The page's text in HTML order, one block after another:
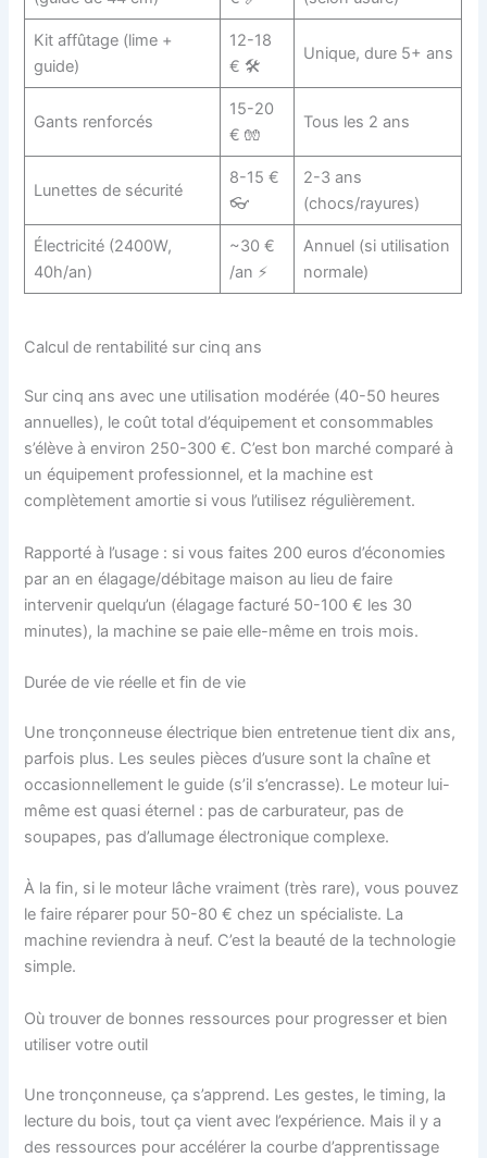
Kit affûtage (lime +
guide)
12-18
€ 🛠️
Unique, dure 5+ ans
Gants renforcés
15-20
€ 🧤
Tous les 2 ans
Lunettes de sécurité
8-15 €
👓
2-3 ans
(chocs/rayures)
Électricité (2400W,
40h/an)
~30 €
/an ⚡
Annuel (si utilisation
normale)
Calcul de rentabilité sur cinq ans
Sur cinq ans avec une utilisation modérée (40-50 heures
annuelles), le coût total d’équipement et consommables
s’élève à environ 250-300 €. C’est bon marché comparé à
un équipement professionnel, et la machine est
complètement amortie si vous l’utilisez régulièrement.
Rapporté à l’usage : si vous faites 200 euros d’économies
par an en élagage/débitage maison au lieu de faire
intervenir quelqu’un (élagage facturé 50-100 € les 30
minutes), la machine se paie elle-même en trois mois.
Durée de vie réelle et fin de vie
Une tronçonneuse électrique bien entretenue tient dix ans,
parfois plus. Les seules pièces d’usure sont la chaîne et
occasionnellement le guide (s’il s’encrasse). Le moteur lui-
même est quasi éternel : pas de carburateur, pas de
soupapes, pas d’allumage électronique complexe.
À la fin, si le moteur lâche vraiment (très rare), vous pouvez
le faire réparer pour 50-80 € chez un spécialiste. La
machine reviendra à neuf. C’est la beauté de la technologie
simple.
Où trouver de bonnes ressources pour progresser et bien
utiliser votre outil
Une tronçonneuse, ça s’apprend. Les gestes, le timing, la
lecture du bois, tout ça vient avec l’expérience. Mais il y a
des ressources pour accélérer la courbe d’apprentissage